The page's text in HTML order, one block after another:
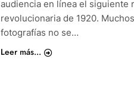
audiencia en línea el siguiente
revolucionaria de 1920.
fotografías no se…
Leer más...